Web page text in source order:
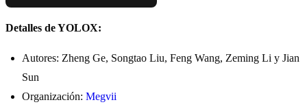
Detalles de YOLOX:
Autores: Zheng Ge, Songtao Liu, Feng Wang, Zeming Li y Jian
Sun
Organización: Megvii